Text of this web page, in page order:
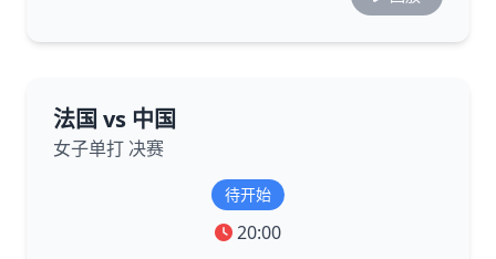
法国 vs 中国
女子单打 决赛
待开始
20:00